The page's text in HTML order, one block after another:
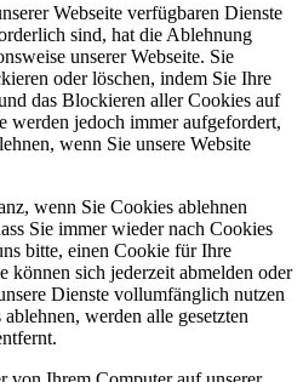
Webseite verfügbaren Dienste
sind, hat die Ablehnung
unserer Webseite. Sie
oder löschen, indem Sie Ihre
das Blockieren aller Cookies auf
werden jedoch immer aufgefordert,
wenn Sie unsere Website
wenn Sie Cookies ablehnen
Sie immer wieder nach Cookies
bitte, einen Cookie für Ihre
können sich jederzeit abmelden oder
Dienste vollumfänglich nutzen
werden alle gesetzten